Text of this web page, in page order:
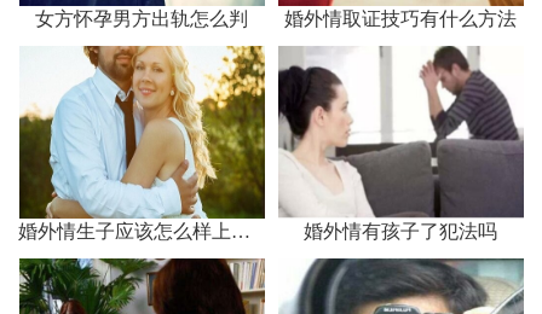
女方怀孕男方出轨怎么判 婚外情取证技巧有什么方法
婚外情生子应该怎么样上户口 婚外情有孩子了犯法吗